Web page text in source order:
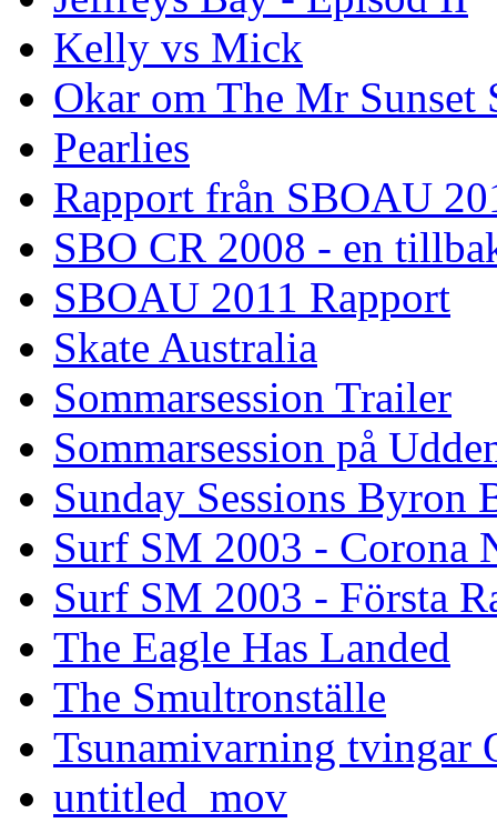
Kelly vs Mick
Okar om The Mr Sunset
Pearlies
Rapport från SBOAU
SBO CR 2008 - en
SBOAU 2011 Rapport
Skate Australia
Sommarsession Trailer
Sommarsession på
Sunday Sessions Byron
Surf SM 2003 - Corona
Surf SM 2003 - Första
The Eagle Has Landed
The Smultronställe
Tsunamivarning tvingar
untitled_mov